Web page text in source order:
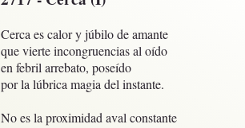
Cerca es calor y júbilo de amante
que vierte incongruencias al oído
en febril arrebato, poseído
por la lúbrica magia del instante.
No es la proximidad aval constante